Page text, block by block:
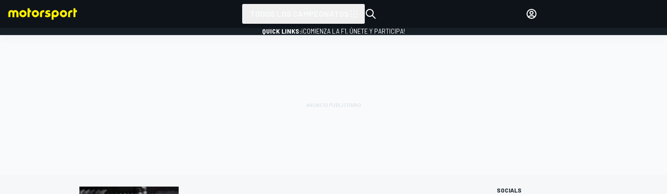
QUICK LINKS:¡COMIENZA LA F1, ÚNETE Y PARTICIPA!
SOCIALS